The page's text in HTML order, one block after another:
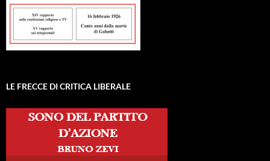
LE FRECCE DI CRITICA LIBERALE